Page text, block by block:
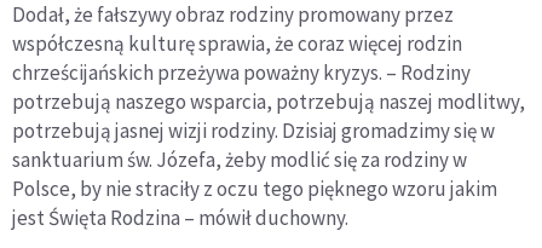
Dodał, że fałszywy obraz rodziny promowany przez
współczesną kulturę sprawia, że coraz więcej rodzin
chrześcijańskich przeżywa poważny kryzys. – Rodziny
potrzebują naszego wsparcia, potrzebują naszej modlitwy,
potrzebują jasnej wizji rodziny. Dzisiaj gromadzimy się w
sanktuarium św. Józefa, żeby modlić się za rodziny w
Polsce, by nie straciły z oczu tego pięknego wzoru jakim
jest Święta Rodzina – mówił duchowny.